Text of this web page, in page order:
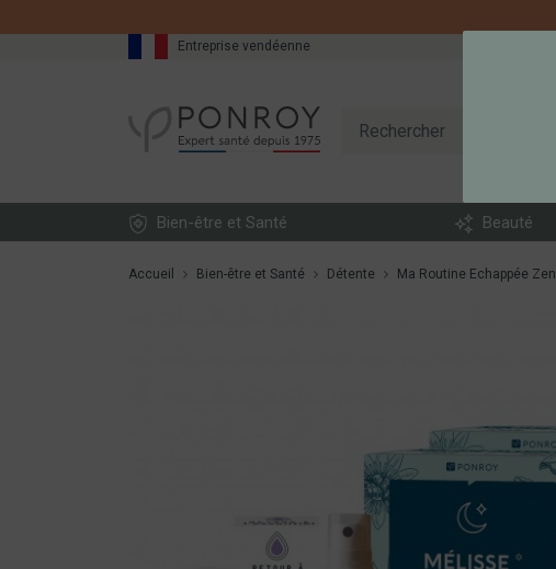
Bien-être et Santé Beauté
Entreprise vendéenne
Accueil Bien-être et Santé Détente Ma Routine Echappée Zen